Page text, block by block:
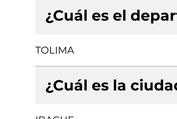
¿Cuál es el
TOLIMA
¿Cuál es la